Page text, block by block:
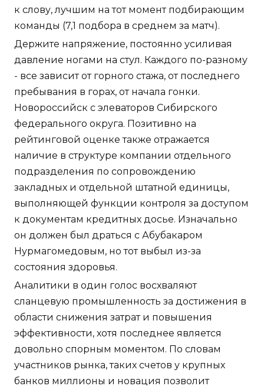
к слову, лучшим на тот момент подбирающим
команды (7,1 подбора в среднем за матч).
Держите напряжение, постоянно усиливая
давление ногами на стул. Каждого по-разному
- все зависит от горного стажа, от последнего
пребывания в горах, от начала гонки.
Новороссийск с элеваторов Сибирского
федерального округа. Позитивно на
рейтинговой оценке также отражается
наличие в структуре компании отдельного
подразделения по сопровождению
закладных и отдельной штатной единицы,
выполняющей функции контроля за доступом
к документам кредитных досье. Изначально
он должен был драться с Абубакаром
Нурмагомедовым, но тот выбыл из-за
состояния здоровья.
Аналитики в один голос восхваляют
сланцевую промышленность за достижения в
области снижения затрат и повышения
эффективности, хотя последнее является
довольно спорным моментом. По словам
участников рынка, таких счетов у крупных
банков миллионы и новация позволит